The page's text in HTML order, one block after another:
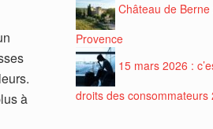
à
Château de
Provence
15 mars 2026 :
droits des consommateurs